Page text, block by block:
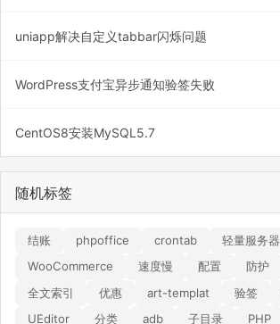
uniapp解决自定义tabbar闪烁问题
WordPress支付宝异步通知验签失败
CentOS8安装MySQL5.7
随机标签
结账 phpoffice crontab 轻量服务器
WooCommerce
速度慢 配置 防护
全文索引
优惠 art-templat 验签
UEditor
分类 adb 子目录 PHP